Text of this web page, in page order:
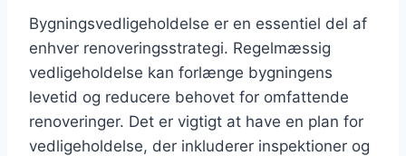
Bygningsvedligeholdelse er en essentiel del af
enhver renoveringsstrategi. Regelmæssig
vedligeholdelse kan forlænge bygningens
levetid og reducere behovet for omfattende
renoveringer. Det er vigtigt at have en plan for
vedligeholdelse, der inkluderer inspektioner og